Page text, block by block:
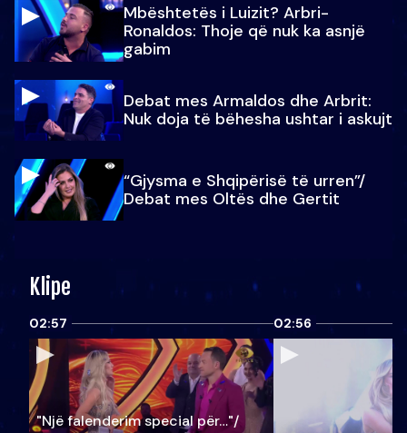
Mbështetës i Luizit? Arbri-
Ronaldos: Thoje që nuk ka asnjë
gabim
Debat mes Armaldos dhe Arbrit:
Nuk doja të bëhesha ushtar i askujt
“Gjysma e Shqipërisë të urren”/
Debat mes Oltës dhe Gertit
Klipe
02:57
"Një falenderim special për…"/
02:56